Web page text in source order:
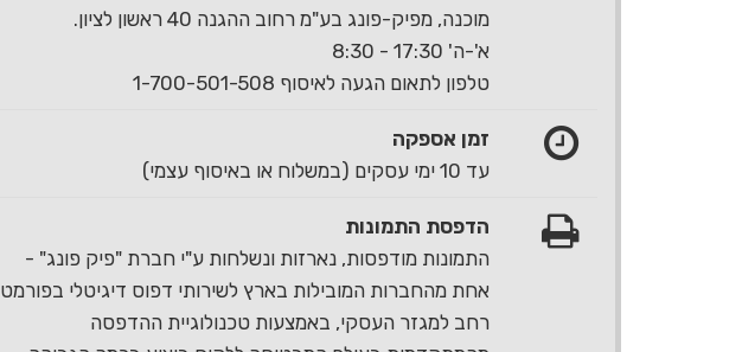
מוכנה, מפיק-פונג בע"מ רחוב ההגנה 40 ראשון לציון.
א'-ה' 17:30 - 8:30
טלפון לתאום הגעה לאיסוף 1-700-501-508
זמן אספקה
עד 10 ימי עסקים (במשלוח או באיסוף עצמי)
הדפסת התמונות
התמונות מודפסות, נארזות ונשלחות ע"י חברת "פיק פונג" -
אחת מהחברות המובילות בארץ לשירותי דפוס דיגיטלי בפורמט
רחב למגזר העסקי, באמצעות טכנולוגיית ההדפסה